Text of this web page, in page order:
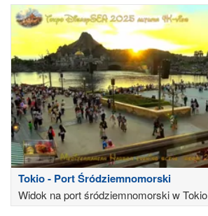
Tokio - Port Śródziemnomorski
Widok na port śródziemnomorski w Tokio